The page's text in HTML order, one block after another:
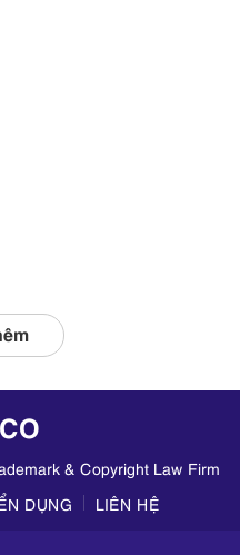
& Copyright Law Firm
DỤNG LIÊN HỆ